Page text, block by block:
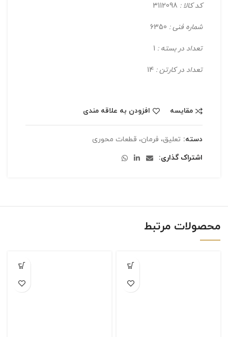
کد کالا :
شماره فنی :
تعداد در بسته :
تعداد در کارتن :
مقایسه افزودن به علاقه مندی
دسته: تعلیق، فرمان، قطعات محوری
اشتراک گذاری
محصولات مرتبط